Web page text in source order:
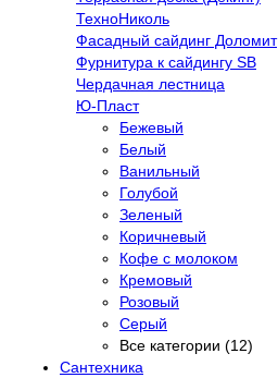
ТехноНиколь
Фасадный сайдинг Доломит
Фурнитура к сайдингу SB
Чердачная лестница
Ю-Пласт
Бежевый
Белый
Ванильный
Голубой
Зеленый
Коричневый
Кофе с молоком
Кремовый
Розовый
Серый
Все категории (12)
Сантехника